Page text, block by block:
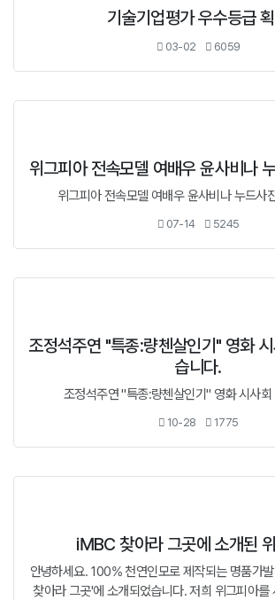
기술기업평가 우수등급
03-02 6059
위그피아 전속모델 여배우 윤사비나
위그피아 전속모델 여배우 윤사비나 누드사
07-14 5245
조정석주연 "특종:량첸살인기" 영화
습니다.
조정석주연 "특종:량첸살인기" 영화 시사
10-28 1775
iMBC 찾아라 그곳에 소개된
안녕하세요. 100% 천연인모로 제작되는 명품가
찾아라 그곳'에 소개되었습니다. 저희 위그피아를